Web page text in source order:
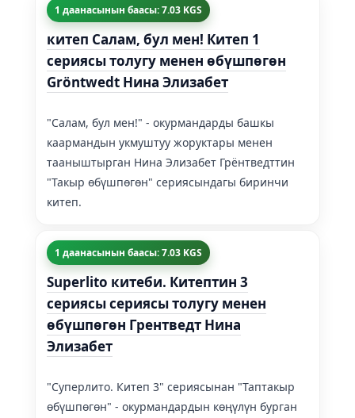
1 даанасынын баасы: 7.03 KGS
китеп Салам, бул мен! Китеп 1
сериясы толугу менен өбүшпөгөн
Gröntwedt Нина Элизабет
"Салам, бул мен!" - окурмандарды башкы
каармандын укмуштуу жоруктары менен
тааныштырган Нина Элизабет Грёнтведттин
"Такыр өбүшпөгөн" сериясындагы биринчи
китеп.
1 даанасынын баасы: 7.03 KGS
Superlito китеби. Китептин 3
сериясы сериясы толугу менен
өбүшпөгөн Грентведт Нина
Элизабет
"Суперлито. Китеп 3" сериясынан "Таптакыр
өбүшпөгөн" - окурмандардын көңүлүн бурган